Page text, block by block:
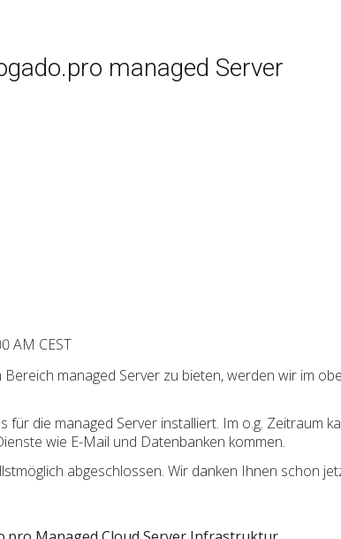
managed Server
AM CEST
managed Server zu bieten, werden wir im
für die managed Server installiert. Im o.g. Zeitraum
wie E-Mail und Datenbanken kommen.
abgeschlossen. Wir danken Ihnen schon